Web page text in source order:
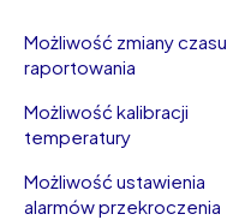
Możliwość zmiany czasu
raportowania
Możliwość kalibracji
temperatury
Możliwość ustawienia
alarmów przekroczenia